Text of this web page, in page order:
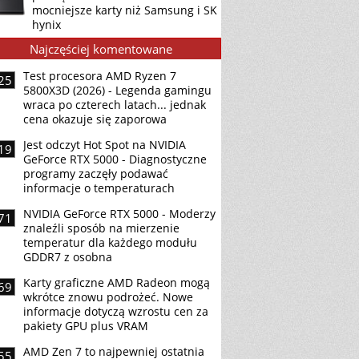
mocniejsze karty niż Samsung i SK
hynix
Najczęściej komentowane
Test procesora AMD Ryzen 7
5800X3D (2026) - Legenda gamingu
wraca po czterech latach... jednak
cena okazuje się zaporowa
Jest odczyt Hot Spot na NVIDIA
GeForce RTX 5000 - Diagnostyczne
programy zaczęły podawać
informacje o temperaturach
NVIDIA GeForce RTX 5000 - Moderzy
znaleźli sposób na mierzenie
temperatur dla każdego modułu
GDDR7 z osobna
Karty graficzne AMD Radeon mogą
wkrótce znowu podrożeć. Nowe
informacje dotyczą wzrostu cen za
pakiety GPU plus VRAM
AMD Zen 7 to najpewniej ostatnia